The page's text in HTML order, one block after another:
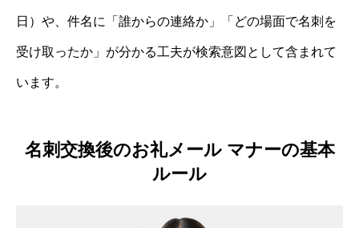
日）や、件名に「誰からの連絡か」「どの場面で名刺を
受け取ったか」が分かる工夫が検索意図として含まれて
います。
名刺交換後のお礼メール マナーの基本
ルール